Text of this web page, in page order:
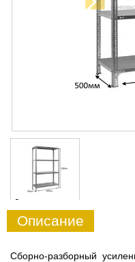
0
Описание
Сборно-разборный